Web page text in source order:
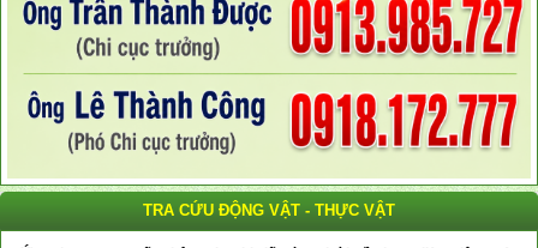
TRA CỨU ĐỘNG VẬT - THỰC VẬT